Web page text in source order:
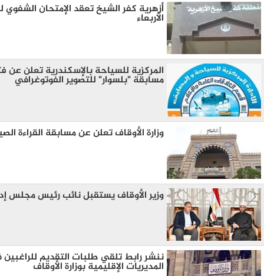
أزهرية كفر الشيخ تعقد الإمتحان الشفوي
الأربعاء
المركزية للسياحة بالإسكندرية تعلن عن
مسابقة "بلسوار" للتصوير الفوتوغرافي
وزارة الأوقاف تعلن عن مسابقة القراءة
وزير الأوقاف يستقبل نائب رئيس مجلس
ننشر رابط تلقي طلبات التقديم
المديريات الإقليمية بوزارة الأوقاف